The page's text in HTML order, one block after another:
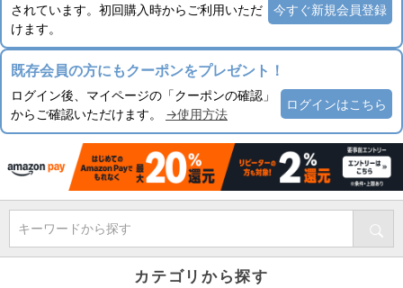
されています。初回購入時からご利用いただ
けます。
今すぐ新規会員登録
既存会員の方にもクーポンをプレゼント！
ログイン後、マイページの「クーポンの確認」
からご確認いただけます。 →使用方法
ログインはこちら
キーワードから探す
カテゴリから探す